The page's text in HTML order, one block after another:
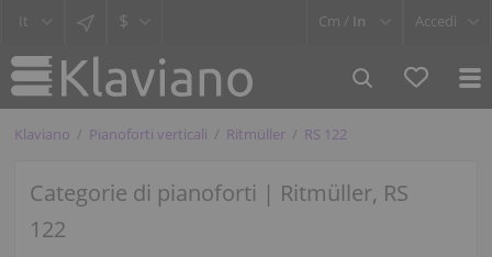
$ Cm / In Accedi
Klaviano Pianoforti verticali Ritmüller RS 122
Categorie di pianoforti | Ritmüller, RS
122